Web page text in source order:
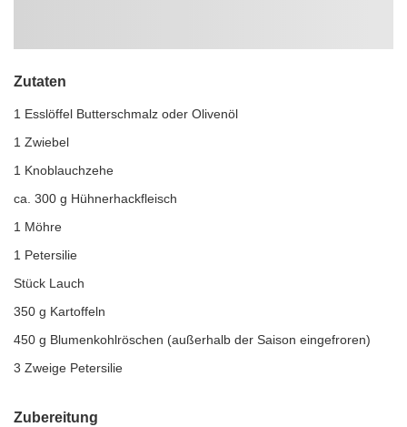
Zutaten
1 Esslöffel Butterschmalz oder Olivenöl
1 Zwiebel
1 Knoblauchzehe
ca. 300 g Hühnerhackfleisch
1 Möhre
1 Petersilie
Stück Lauch
350 g Kartoffeln
450 g Blumenkohlröschen (außerhalb der Saison eingefroren)
3 Zweige Petersilie
Zubereitung